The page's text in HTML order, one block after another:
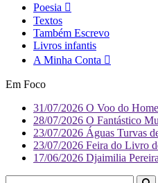
Poesia
Textos
Também Escrevo
Livros infantis
A Minha Conta
Em Foco
31/07/2026 O Voo do
28/07/2026 O Fantástico
23/07/2026 Águas Turvas
23/07/2026 Feira do Livro
17/06/2026 Djaimilia